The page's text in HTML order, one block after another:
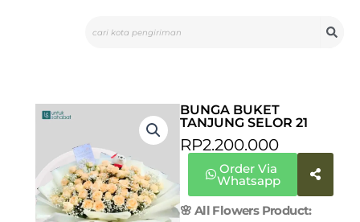
BUNGA BUKET
TANJUNG SELOR 21
RP2.200.000
Order Via
Whatsapp
🌸 All Flowers Product: